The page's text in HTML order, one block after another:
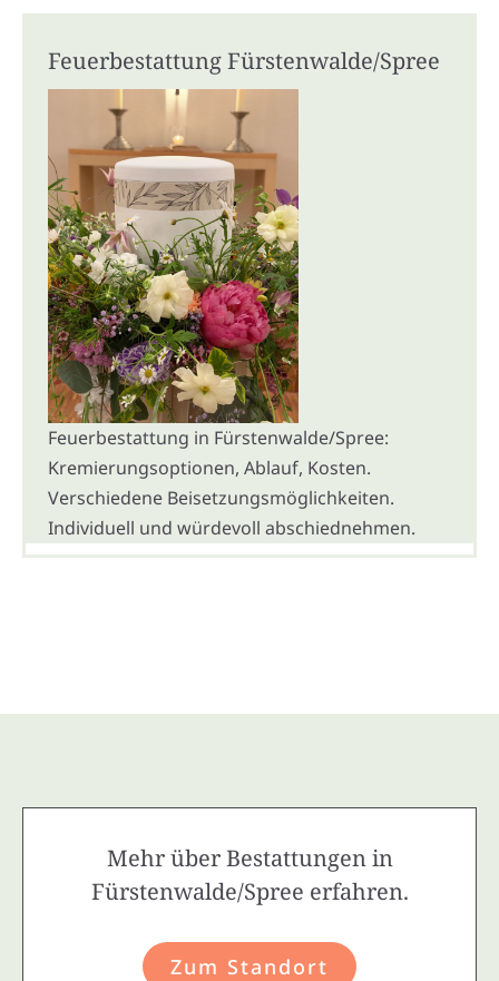
Feuerbestattung Fürstenwalde/Spree
Feuerbestattung in Fürstenwalde/Spree:
Kremierungsoptionen, Ablauf, Kosten.
Verschiedene Beisetzungsmöglichkeiten.
Individuell und würdevoll abschiednehmen.
Mehr über Bestattungen in
Fürstenwalde/Spree erfahren.
Zum Standort